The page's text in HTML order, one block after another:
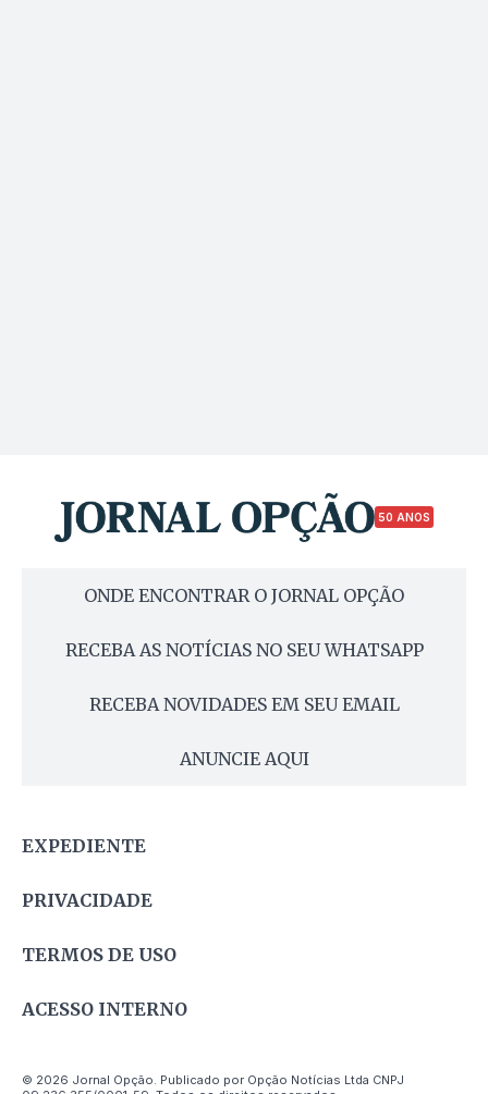
50 ANOS
ONDE ENCONTRAR O JORNAL OPÇÃO
RECEBA AS NOTÍCIAS NO SEU WHATSAPP
RECEBA NOVIDADES EM SEU EMAIL
ANUNCIE AQUI
EXPEDIENTE
PRIVACIDADE
TERMOS DE USO
ACESSO INTERNO
© 2026 Jornal Opção. Publicado por Opção Notícias Ltda CNPJ